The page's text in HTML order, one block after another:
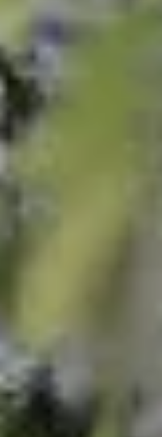
Mon Panier
Mentions Légales